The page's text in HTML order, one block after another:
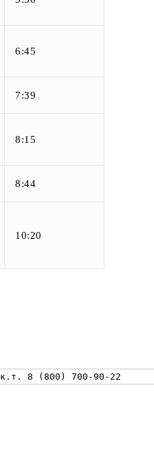
6:45
7:39
8:15
8:44
10:20
к.т. 8 (800) 700-90-22